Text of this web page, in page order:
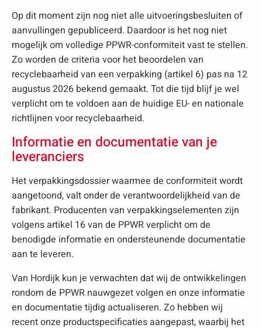
Op dit moment zijn nog niet alle uitvoeringsbesluiten of
aanvullingen gepubliceerd. Daardoor is het nog niet
mogelijk om volledige PPWR-conformiteit vast te stellen.
Zo worden de criteria voor het beoordelen van
recyclebaarheid van een verpakking (artikel 6) pas na 12
augustus 2026 bekend gemaakt. Tot die tijd blijf je wel
verplicht om te voldoen aan de huidige EU- en nationale
richtlijnen voor recyclebaarheid.
Informatie en documentatie van je
leveranciers
Het verpakkingsdossier waarmee de conformiteit wordt
aangetoond, valt onder de verantwoordelijkheid van de
fabrikant. Producenten van verpakkingselementen zijn
volgens artikel 16 van de PPWR verplicht om de
benodigde informatie en ondersteunende documentatie
aan te leveren.
Van Hordijk kun je verwachten dat wij de ontwikkelingen
rondom de PPWR nauwgezet volgen en onze informatie
en documentatie tijdig actualiseren. Zo hebben wij
recent onze productspecificaties aangepast, waarbij het